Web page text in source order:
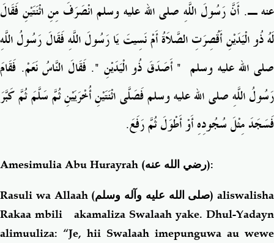
عنه ـ‏.‏ أَنَّ رَسُولَ اللَّهِ صلى الله عليه وسلم انْصَرَفَ مِنِ اثْنَتَيْنِ فَقَالَ
لَهُ ذُو الْيَدَيْنِ أَقُصِرَتِ الصَّلاَةُ أَمْ نَسِيتَ يَا رَسُولَ اللَّهِ فَقَالَ رَسُولُ اللَّهِ
صلى الله عليه وسلم ‏ "‏ أَصَدَقَ ذُو الْيَدَيْنِ ‏ "‏‏.‏ فَقَالَ النَّاسُ نَعَمْ‏.‏ فَقَامَ
رَسُولُ اللَّهِ صلى الله عليه وسلم فَصَلَّى اثْنَتَيْنِ أُخْرَيَيْنِ ثُمَّ سَلَّمَ ثُمَّ كَبَّرَ
فَسَجَدَ مِثْلَ سُجُودِهِ أَوْ أَطْوَلَ ثُمَّ رَفَعَ‏.‏
Amesimulia Abu Hurayrah (رضي الله عنه):
Rasuli wa Allaah (صلى الله عليه وآله وسلم) aliswalisha
Rakaa mbili akamaliza Swalaah yake. Dhul-Yadayn
alimuuliza: “Je, hii Swalaah imepunguwa au wewe